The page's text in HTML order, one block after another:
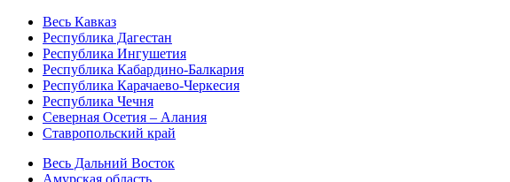
Весь Кавказ
Республика Дагестан
Республика Ингушетия
Республика Кабардино-Балкария
Республика Карачаево-Черкесия
Республика Чечня
Северная Осетия – Алания
Ставропольский край
Весь Дальний Восток
Амурская область